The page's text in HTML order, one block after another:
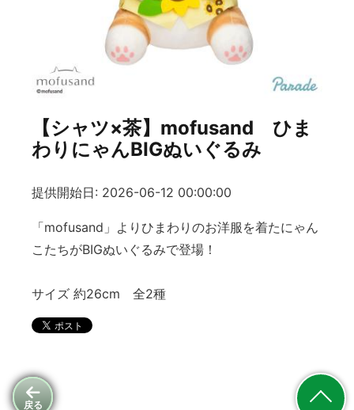
戻る
【シャツ×茶】mofusand ひま
わりにゃんBIGぬいぐるみ
提供開始日: 2026-06-12 00:00:00
「mofusand」よりひまわりのお洋服を着たにゃん
こたちがBIGぬいぐるみで登場！
サイズ 約26cm 全2種